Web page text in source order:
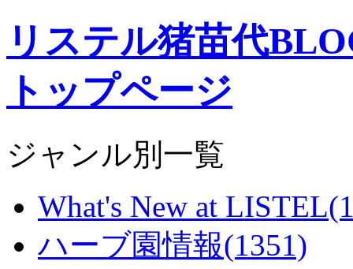
リステル猪苗代
トップページ
ジャンル別一覧
What's New at
ハーブ園情報(1351)